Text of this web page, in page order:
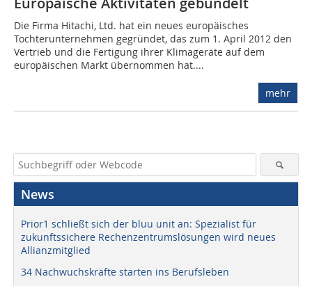
Die Firma Hitachi, Ltd. hat ein neues europäisches
Tochterunternehmen gegründet, das zum 1. April 2012 den
Vertrieb und die Fertigung ihrer Klimageräte auf dem
europäischen Markt übernommen hat....
mehr
News
Prior1 schließt sich der bluu unit an: Spezialist für
zukunftssichere Rechenzentrumslösungen wird neues
Allianzmitglied
34 Nachwuchskräfte starten ins Berufsleben